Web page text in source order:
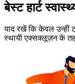
बेस्ट हार्ट
याद रखें कि केवल उन्हीं
स्थायी एक्सक्लूज़न के तहत